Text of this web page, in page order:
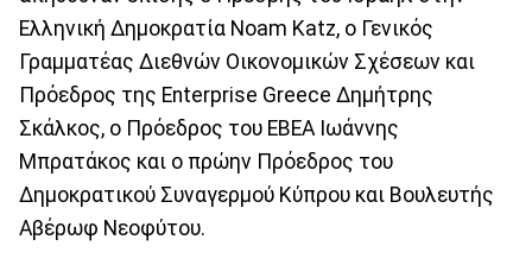
Ελληνική Δημοκρατία Noam Katz, ο Γενικός
Γραμματέας Διεθνών Οικονομικών Σχέσεων και
Πρόεδρος της Enterprise Greece Δημήτρης
Σκάλκος, ο Πρόεδρος του ΕΒΕΑ Ιωάννης
Μπρατάκος και ο πρώην Πρόεδρος του
Δημοκρατικού Συναγερμού Κύπρου και Βουλευτής
Αβέρωφ Νεοφύτου.